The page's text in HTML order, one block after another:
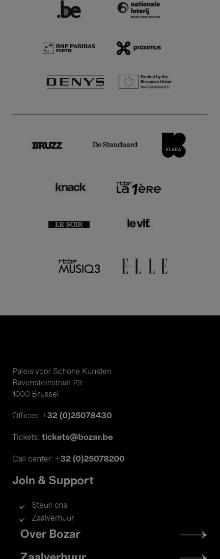
Paleis voor Schone Kunsten
Ravensteinstraat 23
1000 Brussel
Offices: +32 (0)25078430
Tickets: tickets@bozar.be
Call center: +32 (0)25078200
Join & Support
Steun ons
Zaalverhuur
Footer
menu
Over Bozar